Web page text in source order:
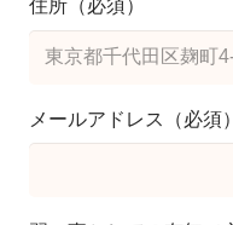
住所（必須）
メールアドレス（必須）